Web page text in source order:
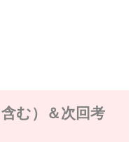
む）＆次回考